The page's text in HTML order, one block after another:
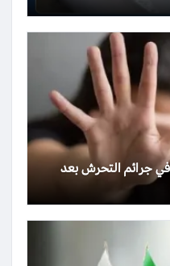
في جرائم التحرش بعد